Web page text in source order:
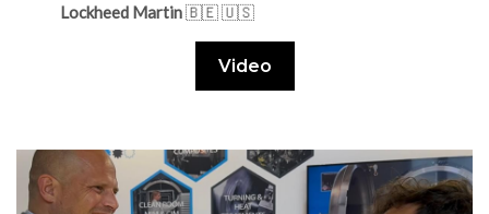
Lockheed Martin🇧🇪 🇺🇸
Video